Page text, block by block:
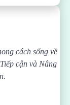
cách sống về
Tiếp cận và Nâng
.